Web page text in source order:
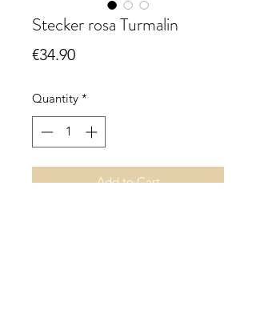
Stecker rosa Turmalin
€34.90Price
Quantity *
Add to Cart